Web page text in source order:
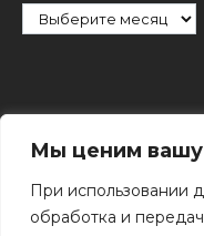
Мы ценим вашу
При использовании
обработка и